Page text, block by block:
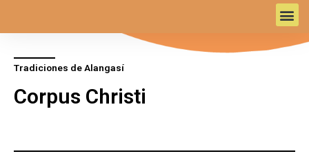
M
e
Tradiciones de Alangasí
Corpus Christi